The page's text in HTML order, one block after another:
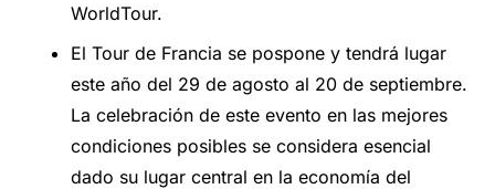
WorldTour.
El Tour de Francia se pospone y tendrá lugar
este año del 29 de agosto al 20 de septiembre.
La celebración de este evento en las mejores
condiciones posibles se considera esencial
dado su lugar central en la economía del